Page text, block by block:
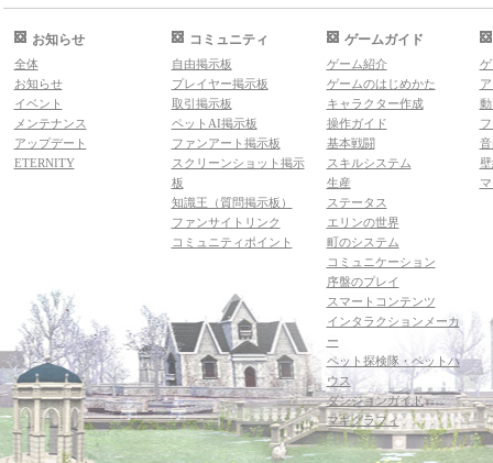
お知らせ
全体
お知らせ
イベント
メンテナンス
アップデート
ETERNITY
コミュニティ
自由掲示板
プレイヤー掲示板
取引掲示板
ペットAI掲示板
ファンアート掲示板
スクリーンショット掲示
板
知識王（質問掲示板）
ファンサイトリンク
コミュニティポイント
ゲームガイド
ゲーム紹介
ゲームのはじめかた
キャラクター作成
操作ガイド
基本戦闘
スキルシステム
生産
ステータス
エリンの世界
町のシステム
コミュニケーション
序盤のプレイ
スマートコンテンツ
インタラクションメーカ
ー
ペット探検隊・ペットハ
ウス
ダンジョンガイド
マギグラフィ